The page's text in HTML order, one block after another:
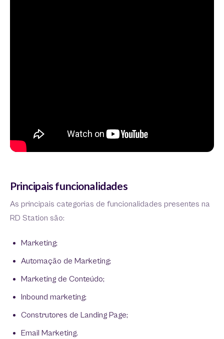
Principais funcionalidades
As principais categorias de funcionalidades presentes na
RD Station são:
Marketing;
Automação de Marketing;
Marketing de Conteúdo;
Inbound marketing;
Construtores de Landing Page;
Email Marketing.